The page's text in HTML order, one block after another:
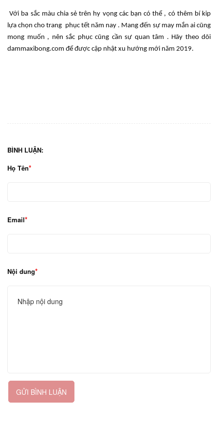
Với ba sắc màu chia sẻ trên hy vọng các bạn có thể , có thêm bí kip
lựa chọn cho trang phục tết năm nay . Mang đến sự may mắn ai cũng
mong muốn , nên sắc phục cũng cần sự quan tâm . Hãy theo dõi
dammaxibong.com để được cập nhật xu hướng mới năm 2019.
BÌNH LUẬN:
Họ Tên
Email
Nội dung
GỬI BÌNH LUẬN